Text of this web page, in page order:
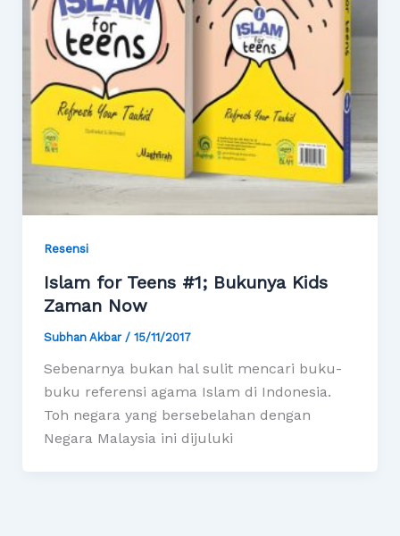
Resensi
Islam for Teens #1; Bukunya Kids
Zaman Now
Subhan Akbar / 15/11/2017
Sebenarnya bukan hal sulit mencari buku-
buku referensi agama Islam di Indonesia.
Toh negara yang bersebelahan dengan
Negara Malaysia ini dijuluki